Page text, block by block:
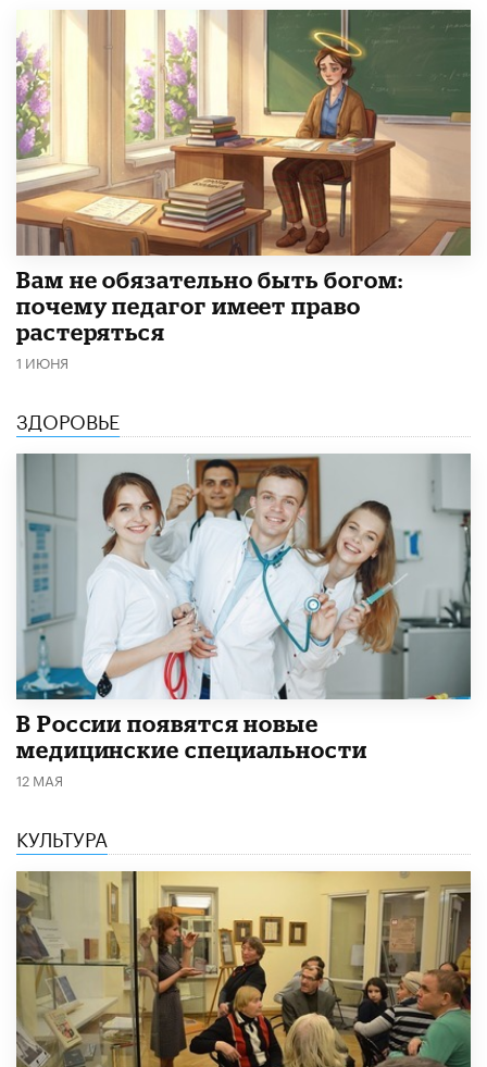
​Вам не обязательно быть богом:
почему педагог имеет право
растеряться
1 ИЮНЯ
ЗДОРОВЬЕ
В России появятся новые
медицинские специальности
12 МАЯ
КУЛЬТУРА